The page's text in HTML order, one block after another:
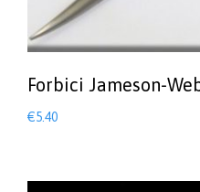
Forbici Jameson-
€5.40